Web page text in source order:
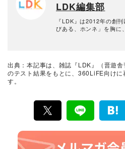
スト実施まで一貫した商
品や家電製品が専門。テ
つ、誰が見ても一目で
手法を心がけている。趣
LDK編集部
『LDK』は2012年の創
びある、ホンネ」を胸に
て見つけた「本当に良
選してあなたにお届け。
出典：本記事は、雑誌『LDK』（晋遊
のテスト結果をもとに、360LiFE向け
す。